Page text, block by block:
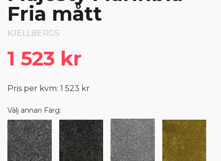
Fria mått
KJELLBERGS
1 523 kr
Pris per kvm: 1 523 kr
Välj annan Färg: